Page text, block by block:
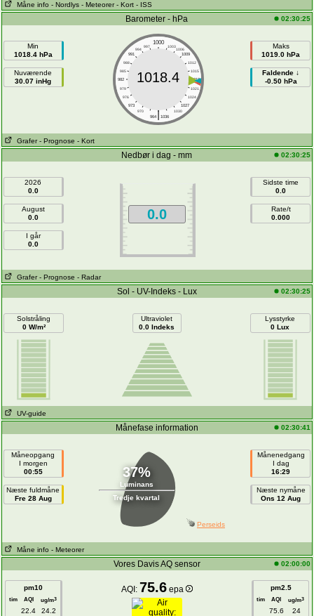
Måne info - Nordlys - Meteorer - Kort - ISS
Barometer - hPa 02:30:25
Min
1018.4 hPa
Nuværende
30.07 inHg
1000
997 1003
994
1006
991
1009
988
1012
985
1015
982
1018
979
1021
976
1024
973
1027
970
1030
|
964 1036
1018.4
Maks
1019.0 hPa
Faldende ↓
-0.50 hPa
Grafer - Prognose - Kort
Nedbør i dag - mm 02:30:25
2026
0.0
August
0.0
I går
0.0
0.0
Sidste time
0.0
Rate/t
0.000
Grafer - Prognose - Radar
Sol - UV-Indeks - Lux 02:30:25
Solstråling
0 W/m²
Ultraviolet
0.0 Indeks
Lysstyrke
0 Lux
UV-guide
Månefase information 02:30:41
Måneopgang
I morgen
00:55
Næste fuldmåne
Fre 28 Aug
37%
Luminans
Tredje kvartal
Månenedgang
I dag
16:29
Næste nymåne
Ons 12 Aug
Perseids
Måne info - Meteorer
Vores Davis AQ sensor 02:00:00
pm10
tim AQI ug/m3
22.4 24.2
AQI: 75.6 epa pm2.5
tim AQI ug/m3
75.6 24